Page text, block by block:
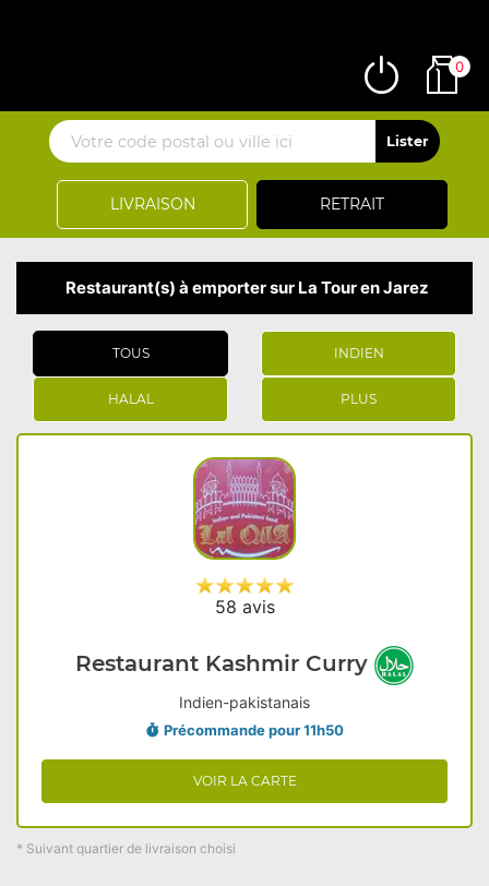
LIVRAISON RETRAIT
0
Restaurant(s) à emporter sur La Tour en Jarez
TOUS INDIEN
HALAL PLUS
58 avis
Restaurant Kashmir Curry
Indien-pakistanais
Précommande pour 11h50
VOIR LA CARTE
* Suivant quartier de livraison choisi